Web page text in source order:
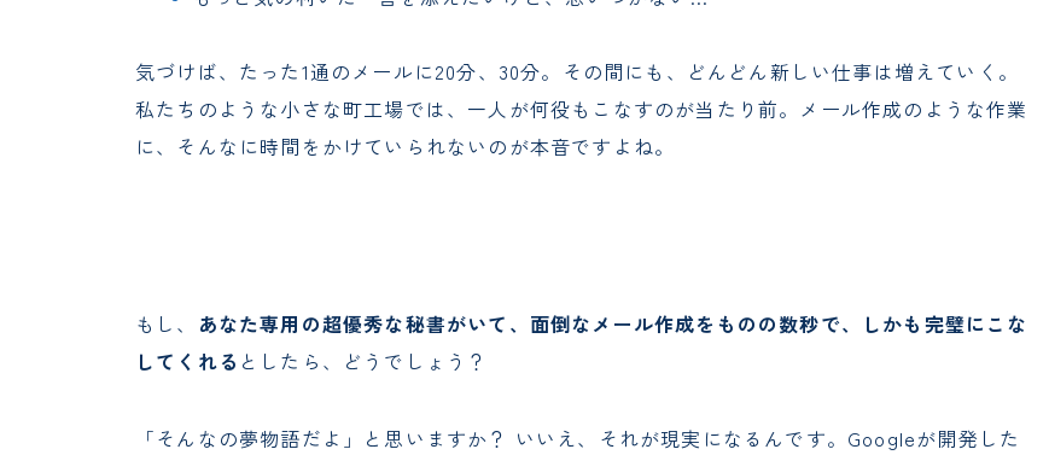
気づけば、たった1通のメールに20分、30分。その間にも、どんどん新しい仕事は増えていく。
私たちのような小さな町工場では、一人が何役もこなすのが当たり前。メール作成のような作業
に、そんなに時間をかけていられないのが本音ですよね。
もし、 あなた専用の超優秀な秘書がいて、面倒なメール作成をものの数秒で、しかも完璧にこな
してくれる としたら、どうでしょう？
「そんなの夢物語だよ」と思いますか？ いいえ、それが現実になるんです。Googleが開発した